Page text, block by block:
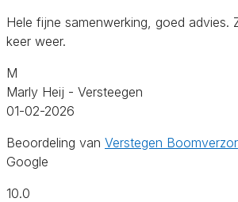
Hele fijne samenwerking, goed advies.
keer weer.
M
Marly Heij - Versteegen
01-02-2026
Beoordeling van Verstegen
Google
10.0